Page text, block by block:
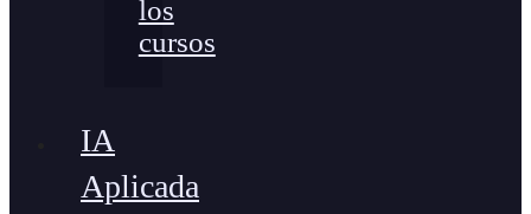
los
cursos
IA
Aplicada